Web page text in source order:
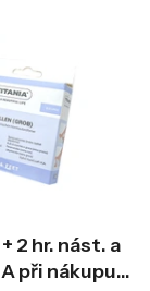
2 hr. nást. a
při nákupu